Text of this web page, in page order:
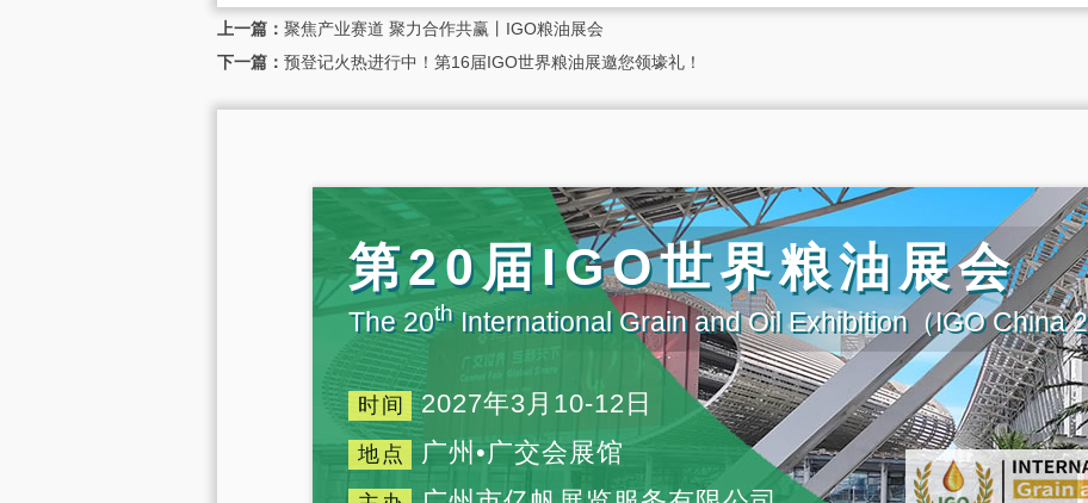
上一篇： 聚焦产业赛道 聚力合作共赢丨IGO粮油展会
下一篇： 预登记火热进行中！第16届IGO世界粮油展邀您领壕礼！
第20届IGO世界粮油展会
The 20thInternational Grain and Oil Exhibition（IGO China
时间 2027年3月10-12日
地点 广州•广交会展馆